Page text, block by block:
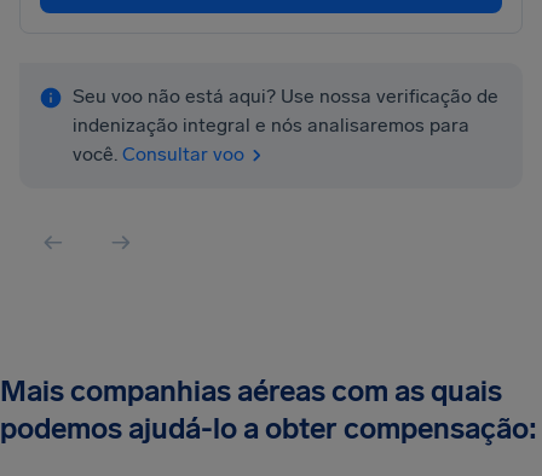
Seu voo não está aqui? Use nossa verificação de
indenização integral e nós analisaremos para
você. Consultar voo
Mais companhias aéreas com as quais
podemos ajudá-lo a obter compensação: